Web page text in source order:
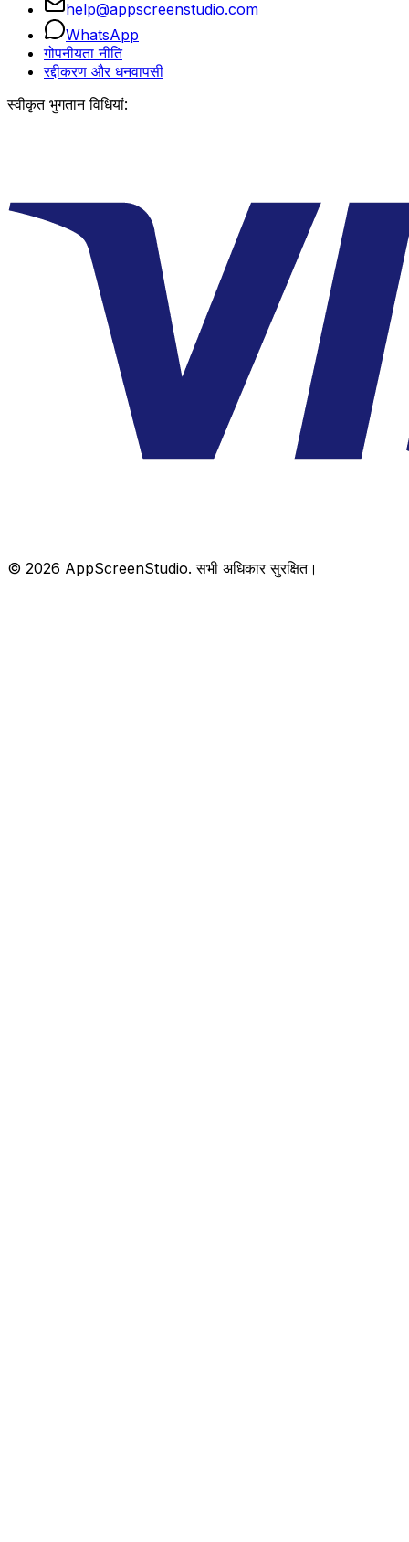
help@appscreenstudio.com
WhatsApp
गोपनीयता नीति
रद्दीकरण और धनवापसी
स्वीकृत भुगतान विधियां:
© 2026 AppScreenStudio.सभी अधिकार सुरक्षित।